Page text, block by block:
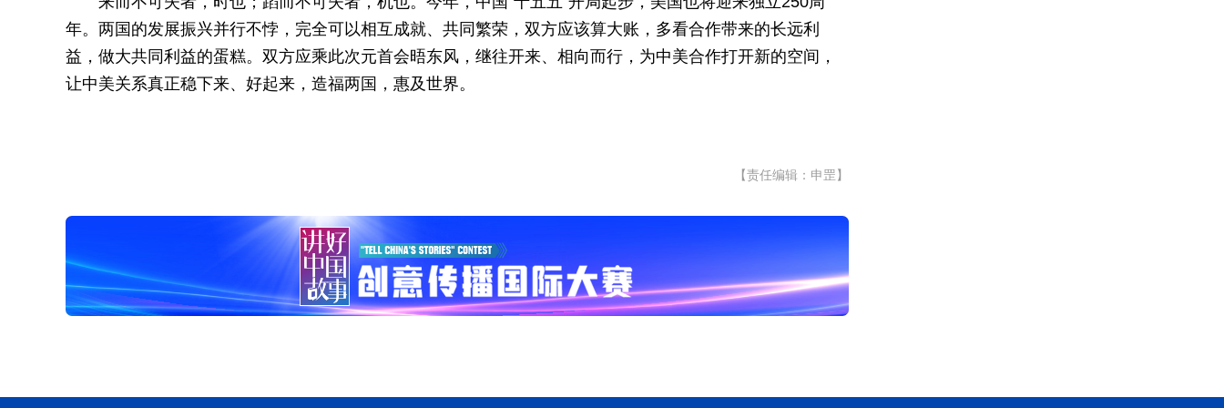
年。两国的发展振兴并行不悖，完全可以相互成就、共同繁荣，双方应该算大账，多看合作带来的长远利
益，做大共同利益的蛋糕。双方应乘此次元首会晤东风，继往开来、相向而行，为中美合作打开新的空间，
让中美关系真正稳下来、好起来，造福两国，惠及世界。
【责任编辑：申罡】